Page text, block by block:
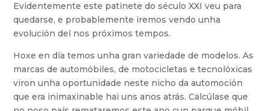
Evidentemente este patinete do século XXI veu para
quedarse, e probablemente iremos vendo unha
evolución del nos próximos tempos.
Hoxe en día temos unha gran variedade de modelos. As
marcas de automóbiles, de motocicletas e tecnolóxicas
viron unha oportunidade neste nicho da automoción
que era inimaxinable hai uns anos atrás. Calcúlase que